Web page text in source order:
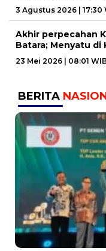
3 Agustus 2026 | 17:30
Akhir perpecahan
Batara; Menyatu di
23 Mei 2026 | 08:01
BERITA